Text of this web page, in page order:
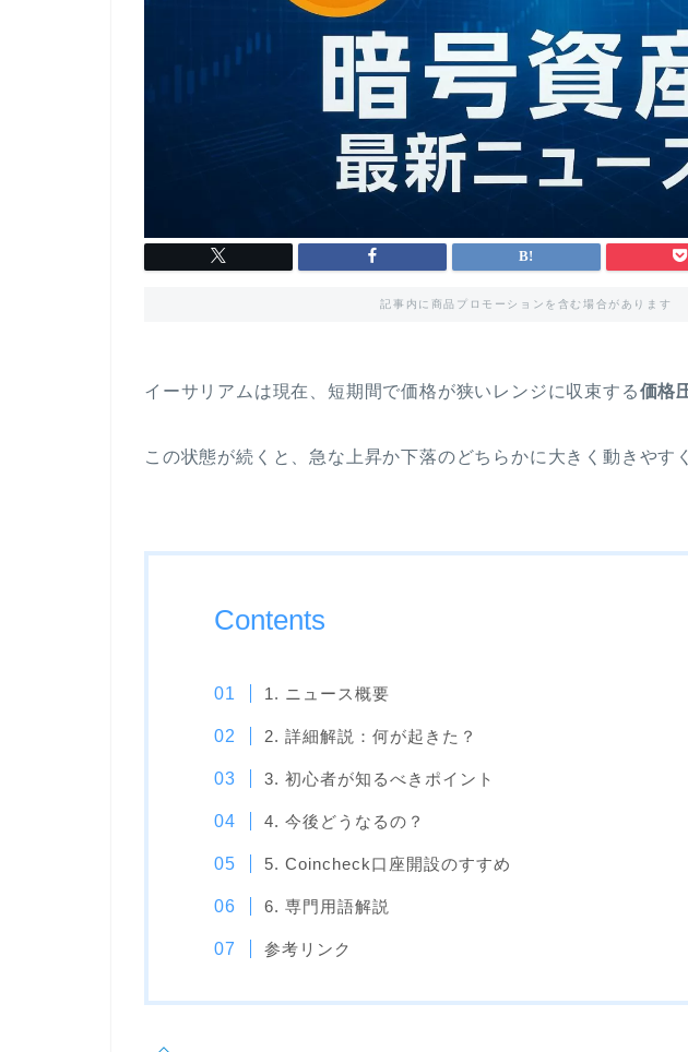
記事内に商品プロモーションを含む場合があります
イーサリアムは現在、短期間で価格が狭いレンジに収束する価格
この状態が続くと、急な上昇か下落のどちらかに大きく動きやす
Contents
1. ニュース概要
2. 詳細解説：何が起きた？
3. 初心者が知るべきポイント
4. 今後どうなるの？
5. Coincheck口座開設のすすめ
6. 専門用語解説
参考リンク